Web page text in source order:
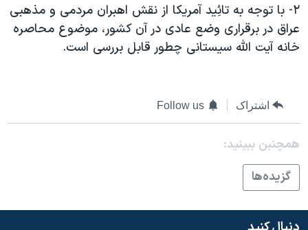
علم و فناوری
اسرائیل در جنگ
رمز مهسا
ورزش زنان در ایران
تریبونال مردمی آبان ۹۸
قانون شفافیت دارائی کادر رهبری ایران
زبانهای مختلف
٢- با توجه به تائِيد آمريکا از نقش اهبران مردمی و مذهبی
عراق در برقراری وضع عادی در آن کشور، موضوع محاصره
خانه آيت الله سيستانی چطور قابل بررسی است.
اشتراک Follow us
همچنبن ببینید:
گزيده‌ها